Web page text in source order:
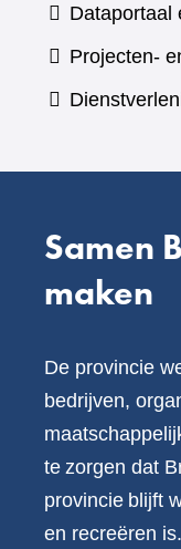
Dataportaal
Projecten-
Samen
maken
De provincie
bedrijven,
te zorgen dat
provincie blijft
en recreëren is.